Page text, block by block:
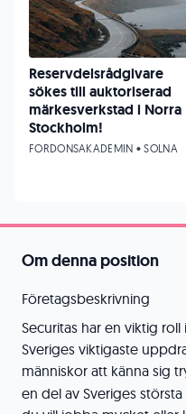
Om denna position
Företagsbeskrivning
Securitas har en viktig
Sveriges viktigaste
människor att känna sig
en del av Sveriges
Reservdelsrådgivare
sökes till auktoriserad
märkesverkstad i Norra
Stockholm!
FORDONSAKADEMIN • SOLNA